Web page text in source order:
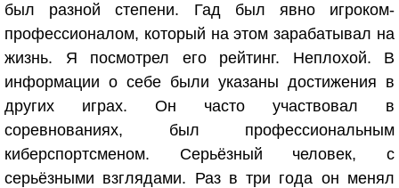
был разной степени. Гад был явно игроком-
профессионалом, который на этом зарабатывал на
жизнь. Я посмотрел его рейтинг. Неплохой. В
информации о себе были указаны достижения в
других играх. Он часто участвовал в
соревнованиях, был профессиональным
киберспортсменом. Серьёзный человек, с
серьёзными взглядами. Раз в три года он менял